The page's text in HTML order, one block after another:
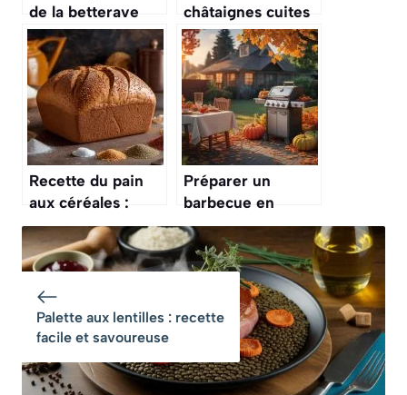
de la betterave
rouge : astuces et
conseils
châtaignes cuites
à l’eau : astuces et
conseils
Recette du pain
aux céréales :
astuces et conseils
Préparer un
barbecue en
automne : conseils
et astuces pour
réussir
Palette aux lentilles : recette
facile et savoureuse